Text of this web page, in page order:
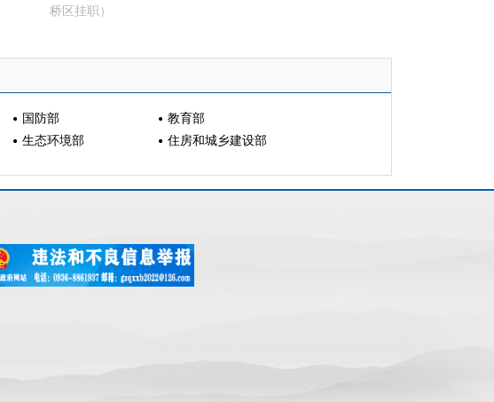
桥区挂职）
国防部
教育部
生态环境部
住房和城乡建设部